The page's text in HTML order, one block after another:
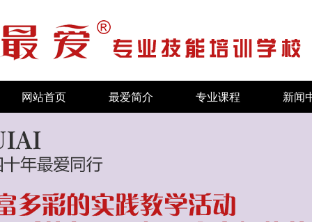
网站首页 最爱简介 专业课程 新闻